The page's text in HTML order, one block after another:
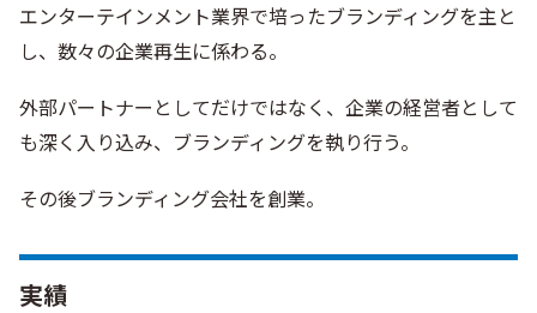
エンターテインメント業界で培ったブランディングを主と
し、数々の企業再生に係わる。
外部パートナーとしてだけではなく、企業の経営者として
も深く入り込み、ブランディングを執り行う。
その後ブランディング会社を創業。
実績